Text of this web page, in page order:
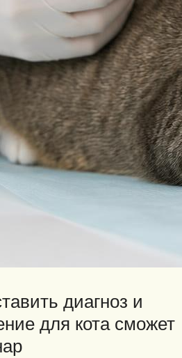
диагноз и
для кота сможет